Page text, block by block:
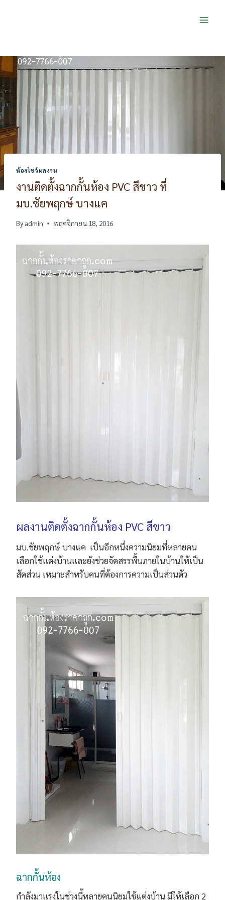
ห้องโชว์ผลงาน
งานติดตั้งฉากกั้นห้อง PVC สีขาว ที่
มบ.ชัยพฤกษ์ บางแค
By admin พฤศจิกายน 18, 2016
ผลงานติดตั้งฉากกั้นห้อง PVC สีขาว
มบ.ชัยพฤกษ์ บางแค เป็นอีกหนึ่งความนิยมที่หลายคน
เลือกใช้แต่งบ้านและยังช่วยจัดสรรพื้นภายในบ้านให้เป็น
สัดส่วน เหมาะสำหรับคนที่ต้องการความเป็นส่วนตัว
ฉากกั้นห้อง
กำลังมาแรงในช่วงนี้หลายคนนิยมใช้แต่งบ้าน มีให้เลือก 2